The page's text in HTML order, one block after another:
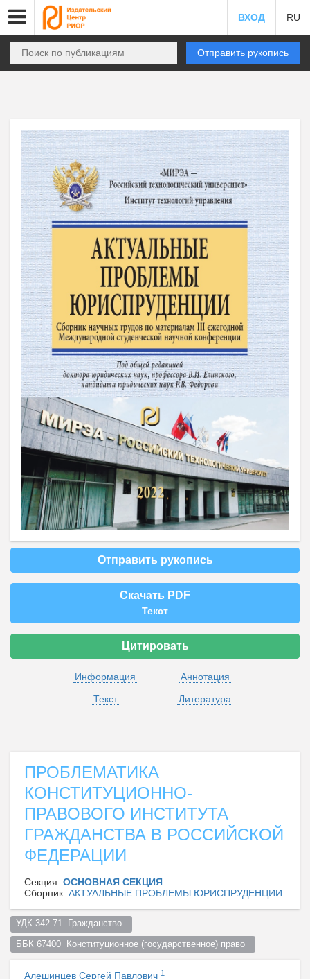
ВХОД RU
Отправить рукопись
Отправить рукопись
Скачать PDF
Текст
Цитировать
Информация
Аннотация
Текст
Литература
ПРОБЛЕМАТИКА
КОНСТИТУЦИОННО-
ПРАВОВОГО ИНСТИТУТА
ГРАЖДАНСТВА В РОССИЙСКОЙ
ФЕДЕРАЦИИ
Секция: ОСНОВНАЯ СЕКЦИЯ
Сборник: АКТУАЛЬНЫЕ ПРОБЛЕМЫ ЮРИСПРУДЕНЦИИ
УДК 342.71  Гражданство
ББК 67400  Конституционное (государственное) право
Алешинцев Сергей Павлович 1